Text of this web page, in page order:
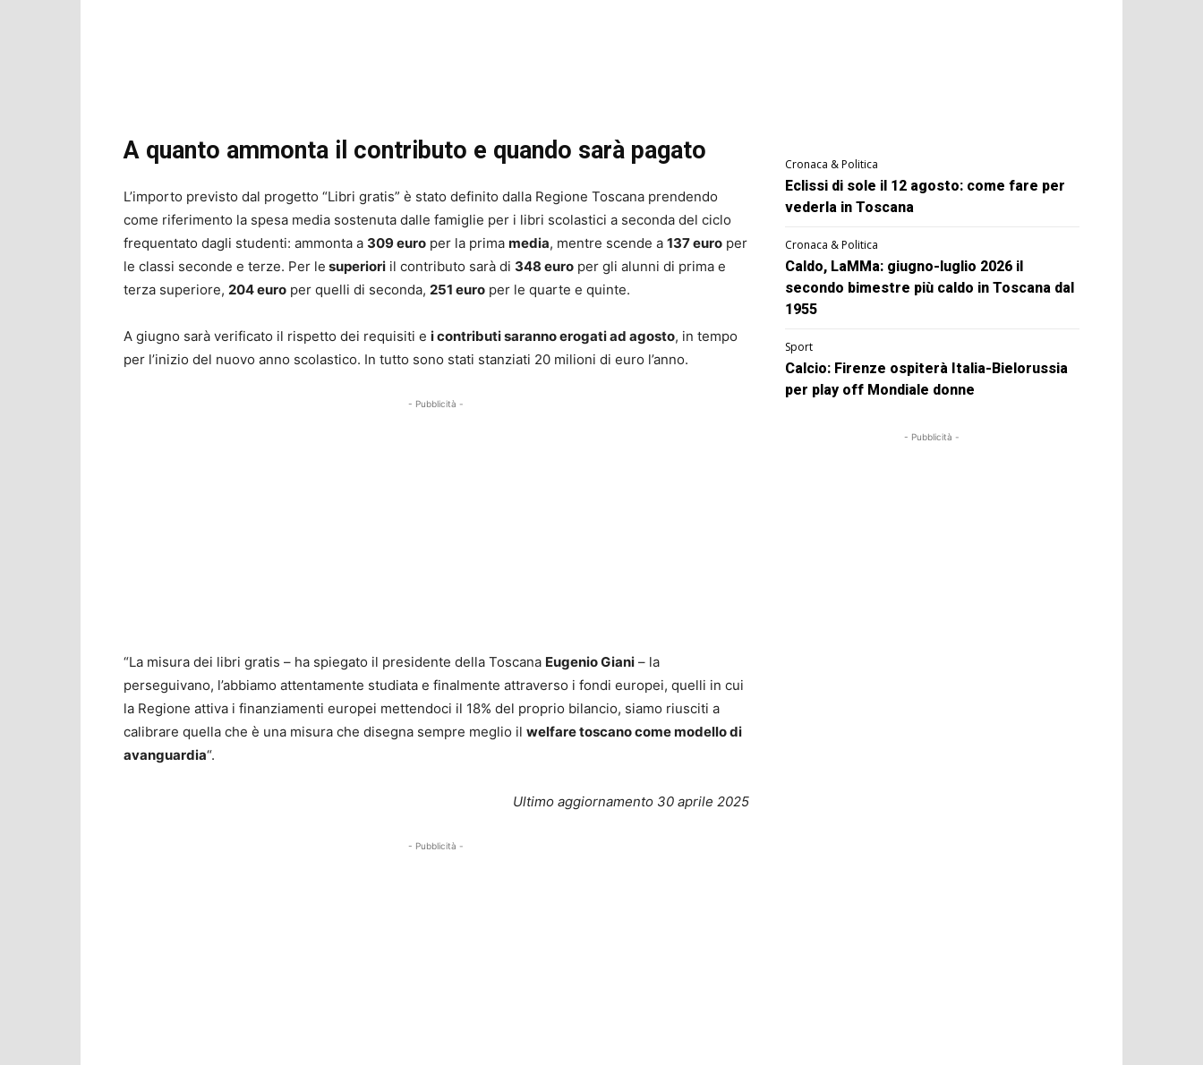
A quanto ammonta il contributo e quando sarà pagato
L’importo previsto dal progetto “Libri gratis” è stato definito dalla Regione Toscana prendendo
come riferimento la spesa media sostenuta dalle famiglie per i libri scolastici a seconda del ciclo
frequentato dagli studenti: ammonta a 309 euro per la prima media, mentre scende a 137 euro per
le classi seconde e terze. Per le superiori il contributo sarà di 348 euro per gli alunni di prima e
terza superiore, 204 euro per quelli di seconda, 251 euro per le quarte e quinte.
A giugno sarà verificato il rispetto dei requisiti e i contributi saranno erogati ad agosto, in tempo
per l’inizio del nuovo anno scolastico. In tutto sono stati stanziati 20 milioni di euro l’anno.
- Pubblicità -
“La misura dei libri gratis – ha spiegato il presidente della Toscana Eugenio Giani – la
perseguivano, l’abbiamo attentamente studiata e finalmente attraverso i fondi europei, quelli in cui
la Regione attiva i finanziamenti europei mettendoci il 18% del proprio bilancio, siamo riusciti a
calibrare quella che è una misura che disegna sempre meglio il welfare toscano come modello di
avanguardia“.
Ultimo aggiornamento 30 aprile 2025
- Pubblicità -
Cronaca & Politica
Eclissi di sole il 12 agosto: come fare per
vederla in Toscana
Cronaca & Politica
Caldo, LaMMa: giugno-luglio 2026 il
secondo bimestre più caldo in Toscana dal
1955
Sport
Calcio: Firenze ospiterà Italia-Bielorussia
per play off Mondiale donne
- Pubblicità -